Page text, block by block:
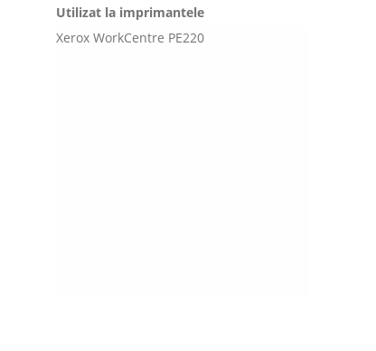
Utilizat la imprimantele
Xerox WorkCentre PE220